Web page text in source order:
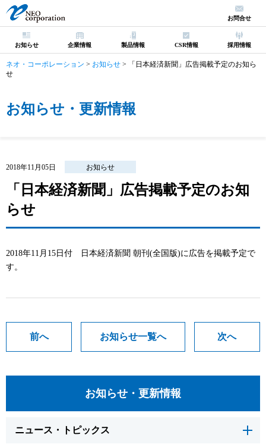
お知らせ 企業情報 製品情報 CSR情報 採用情報
お問合せ
ネオ・コーポレーション > お知らせ >
「日本経済新聞」広告掲載予定のお知ら
せ
お知らせ・更新情報
2018年11月05日 お知らせ
「日本経済新聞」広告掲載予定のお知
らせ
2018年11月15日付 日本経済新聞 朝刊(全国版)に広告を掲載予定で
す。
前へ お知らせ一覧へ 次へ
お知らせ・更新情報
ニュース・トピックス